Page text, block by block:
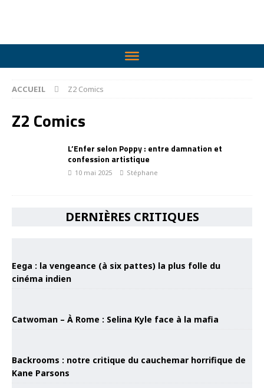
ACCUEIL Z2 Comics
Z2 Comics
L’Enfer selon Poppy : entre damnation et
confession artistique
10 mai 2025 Stéphane
DERNIÈRES CRITIQUES
Eega : la vengeance (à six pattes) la plus folle du
cinéma indien
Catwoman – À Rome : Selina Kyle face à la mafia
Backrooms : notre critique du cauchemar horrifique de
Kane Parsons